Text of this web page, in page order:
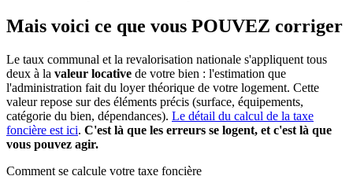
Mais voici ce que vous POUVEZ corriger
Le taux communal et la revalorisation nationale s'appliquent tous
deux à la valeur locative de votre bien : l'estimation que
l'administration fait du loyer théorique de votre logement. Cette
valeur repose sur des éléments précis (surface, équipements,
catégorie du bien, dépendances). Le détail du calcul de la taxe
foncière est ici. C'est là que les erreurs se logent, et c'est là que
vous pouvez agir.
Comment se calcule votre taxe foncière